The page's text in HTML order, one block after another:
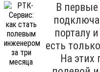
В
порталу
есть
На этих